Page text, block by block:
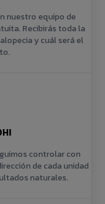
nuestro equipo de
Recibirás toda la
y cuál será el
controlar con
de cada unidad
naturales.